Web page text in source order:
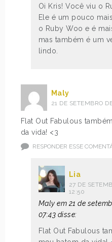
Oi Kris! Você viu o
Ele é um pouco
o Ruby Woo e é
mas também é um
lindo.
Maly
21 DE SETEMBRO
Flat Out Fabulous
da vida! <3
RESPONDER ESSE
Lia
27 DE
12:50
Maly em 21 de
07:43 disse:
Flat Out Fabulous